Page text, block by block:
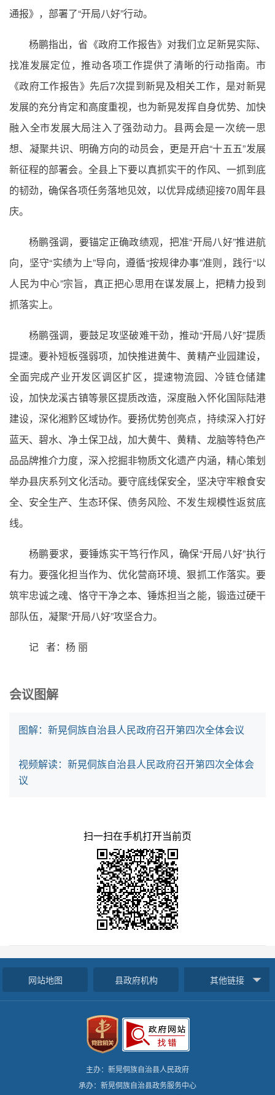
通报》，部署了“开局八好”行动。
杨鹏指出，省《政府工作报告》对我们立足新晃实际、
找准发展定位，推动各项工作提供了清晰的行动指南。市
《政府工作报告》先后7次提到新晃及相关工作，是对新晃
发展的充分肯定和高度重视，也为新晃发挥自身优势、加快
融入全市发展大局注入了强劲动力。县两会是一次统一思
想、凝聚共识、明确方向的动员会，更是开启“十五五”发展
新征程的部署会。全县上下要以真抓实干的作风、一抓到底
的韧劲，确保各项任务落地见效，以优异成绩迎接70周年县
庆。
杨鹏强调，要锚定正确政绩观，把准“开局八好”推进航
向，坚守“实绩为上”导向，遵循“按规律办事”准则，践行“以
人民为中心”宗旨，真正把心思用在谋发展上，把精力投到
抓落实上。
杨鹏强调，要鼓足攻坚破难干劲，推动“开局八好”提质
提速。要补短板强弱项，加快推进黄牛、黄精产业园建设，
全面完成产业开发区调区扩区，提速物流园、冷链仓储建
设，加快龙溪古镇等景区提质改造，深度融入怀化国际陆港
建设，深化湘黔区域协作。要扬优势创亮点，持续深入打好
蓝天、碧水、净土保卫战，加大黄牛、黄精、龙脑等特色产
品品牌推介力度，深入挖掘非物质文化遗产内涵，精心策划
举办县庆系列文化活动。要守底线保安全，坚决守牢粮食安
全、安全生产、生态环保、债务风险、不发生规模性返贫底
线。
杨鹏要求，要锤炼实干笃行作风，确保“开局八好”执行
有力。要强化担当作为、优化营商环境、狠抓工作落实。要
筑牢忠诚之魂、恪守干净之本、锤炼担当之能，锻造过硬干
部队伍，凝聚“开局八好”攻坚合力。
记 者：杨 丽
会议图解
图解：新晃侗族自治县人民政府召开第四次全体会议
视频解读：新晃侗族自治县人民政府召开第四次全体会
议
扫一扫在手机打开当前页
网站地图 县政府机构 其他链接
主办：新晃侗族自治县人民政府
承办：新晃侗族自治县政务服务中心